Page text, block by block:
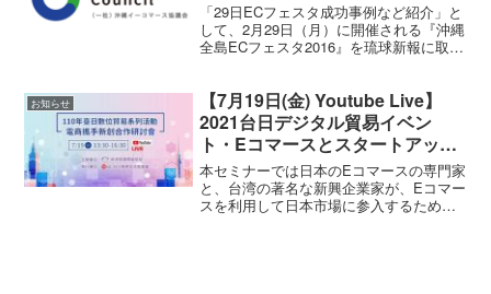
「29日ECフェスタ成功事例など紹介」と
して、2月29日（月）に開催される『沖縄
全島ECフェスタ2016』を琉球新報に取り
お知らせ
【7月19日(金) Youtube Live】
2021台日デジタル貿易イベン
ト・Eコマースとスタートアップ
連携セミナー
本セミナーでは日本のEコマースの専門家
と、台湾の著名な新興企業家が、Eコマー
スを利用して日本市場に参入するための